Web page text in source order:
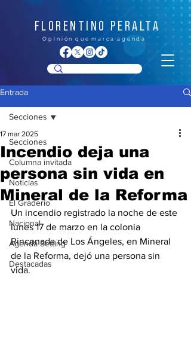
FLORENTINO PERALTA
O p i n i ó n q u e m a r c a a g e n d a
Entrada
Secciones
Columna invitada
Noticias
El Graderío
Nacional
Agenda Setting
Destacadas
Secciones
Incendio deja una
persona sin vida en
Mineral de la Reforma
17 mar 2025
Un incendio registrado la noche de este
lunes 17 de marzo en la colonia
Rinconada de Los Ángeles, en Mineral
de la Reforma, dejó una persona sin
vida.